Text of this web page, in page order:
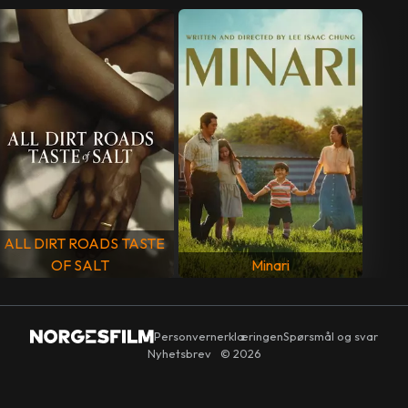
USA
Engelsk
ALL DIRT ROADS TASTE
OF SALT
Minari
PersonvernerklæringenSpørsmål og svar
Nyhetsbrev
© 2026